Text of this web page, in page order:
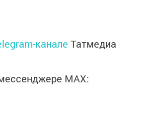
канале Татмедиа
MАХ: